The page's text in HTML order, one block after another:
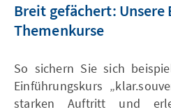
Breit gefächert: Unsere
Themenkurse
So sichern Sie sich
Einführungskurs
starken Auftritt und